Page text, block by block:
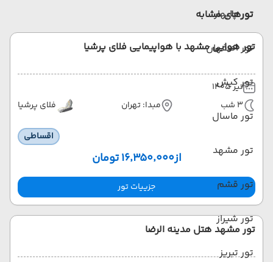
تور چابهار
تور اصفهان
تور کیش
تور ماسال
تور مشهد
تور قشم
تور شیراز
تور تبریز
تورهای مشابه
تور هوایی مشهد با هواپیمایی فلای پرشیا
تیر 1405
3 شب
مبدا: تهران فلای پرشیا
اقساطی
از۱۶٬۳۵۰٬۰۰۰ تومان
جزییات تور
تور مشهد هتل مدینه الرضا